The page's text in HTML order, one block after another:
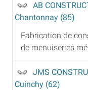
AB
Chantonnay (85)
Fabrication de
de menuiseries
JMS
Cuinchy (62)